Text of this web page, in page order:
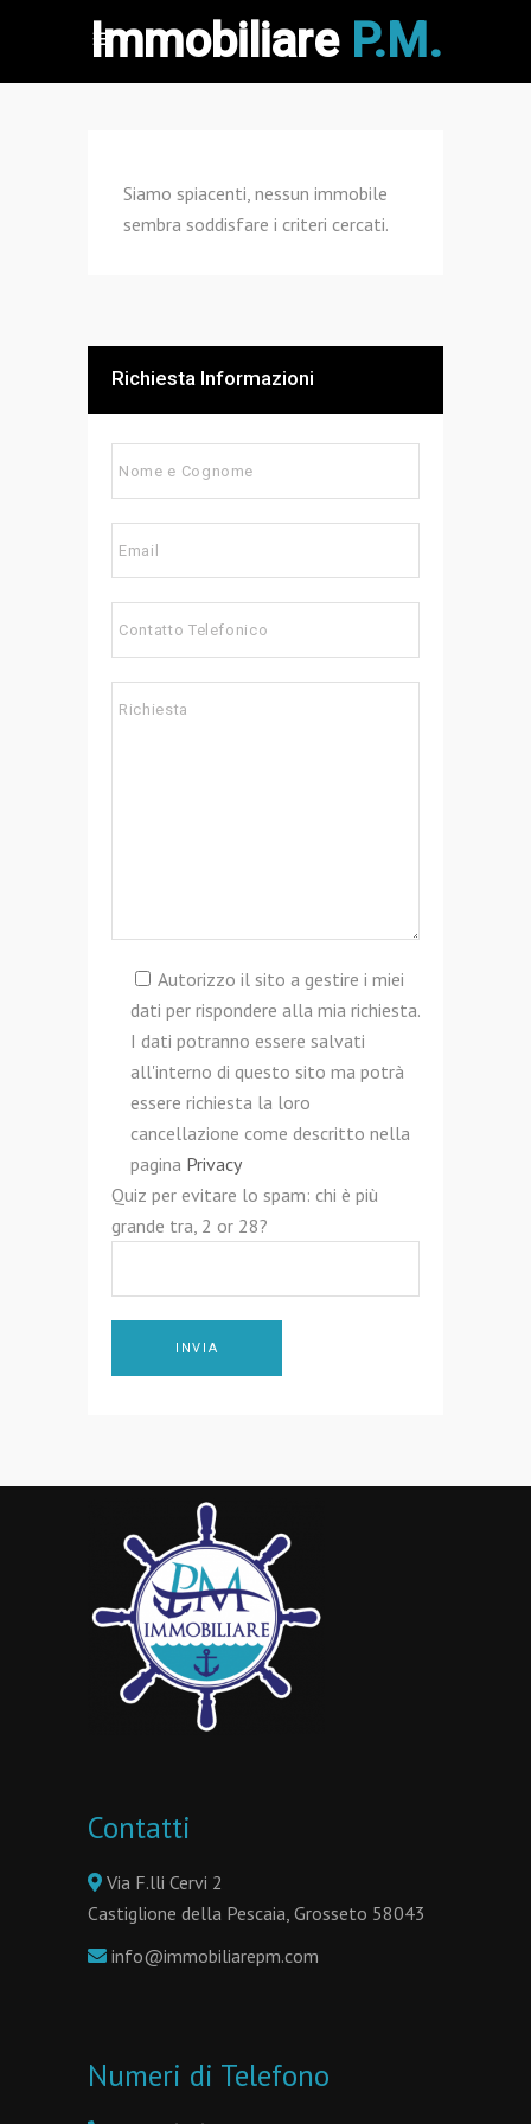
Immobiliare P.M.
Siamo spiacenti, nessun immobile
sembra soddisfare i criteri cercati.
Richiesta Informazioni
Autorizzo il sito a gestire i miei
dati per rispondere alla mia richiesta.
I dati potranno essere salvati
all'interno di questo sito ma potrà
essere richiesta la loro
cancellazione come descritto nella
pagina Privacy
Quiz per evitare lo spam: chi è più
grande tra, 2 or 28?
Contatti
Via F.lli Cervi 2
Castiglione della Pescaia, Grosseto 58043
info@immobiliarepm.com
Numeri di Telefono